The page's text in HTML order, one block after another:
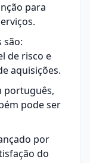
para
são:
de risco e
aquisições.
português,
pode ser
por
do